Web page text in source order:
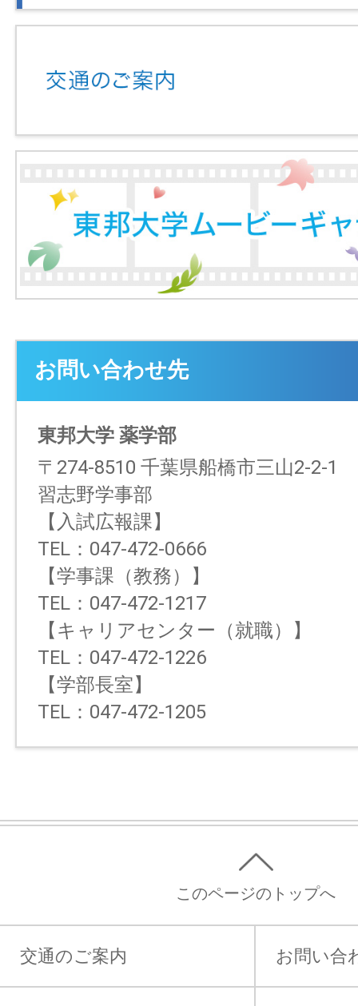
お問い合わせ先
東邦大学 薬学部
〒274-8510 千葉県船橋市三山2-2-1
習志野学事部
【入試広報課】
TEL：047-472-0666
【学事課（教務）】
TEL：047-472-1217
【キャリアセンター（就職）】
TEL：047-472-1226
【学部長室】
TEL：047-472-1205
このページのトップへ
交通のご案内 お問い合